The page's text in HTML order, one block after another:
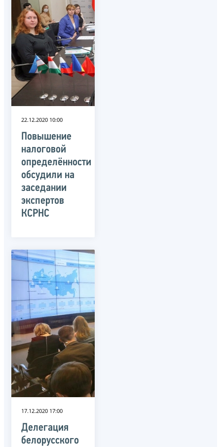
22.12.2020 10:00
Повышение
налоговой
определённости
обсудили на
заседании
экспертов
КСРНС
17.12.2020 17:00
Делегация
белорусского